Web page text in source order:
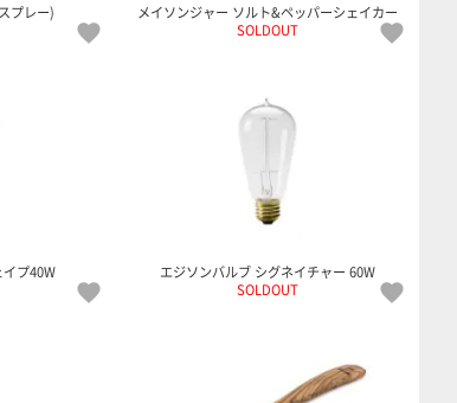
プレー)
メイソンジャー ソルト&ペッパーシェイカー
SOLDOUT
イプ40W
エジソンバルブ シグネイチャー 60W
SOLDOUT